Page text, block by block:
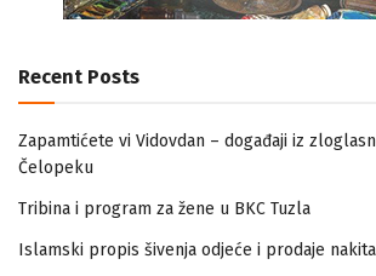
Recent Posts
Zapamtićete vi Vidovdan – događaji iz
Čelopeku
Tribina i program za žene u BKC Tuzla
Islamski propis šivenja odjeće i prodaje